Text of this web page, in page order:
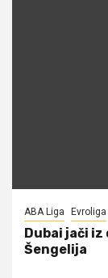
ABA Liga Evroliga
Dubai jači iz
Šengelija